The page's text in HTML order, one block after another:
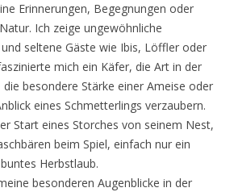
Erinnerungen, Begegnungen oder
Ich zeige ungewöhnliche
seltene Gäste wie Ibis, Löffler oder
mich ein Käfer, die Art in der
besondere Stärke einer Ameise oder
eines Schmetterlings verzaubern.
Start eines Storches von seinem Nest,
beim Spiel, einfach nur ein
Herbstlaub.
besonderen Augenblicke in der